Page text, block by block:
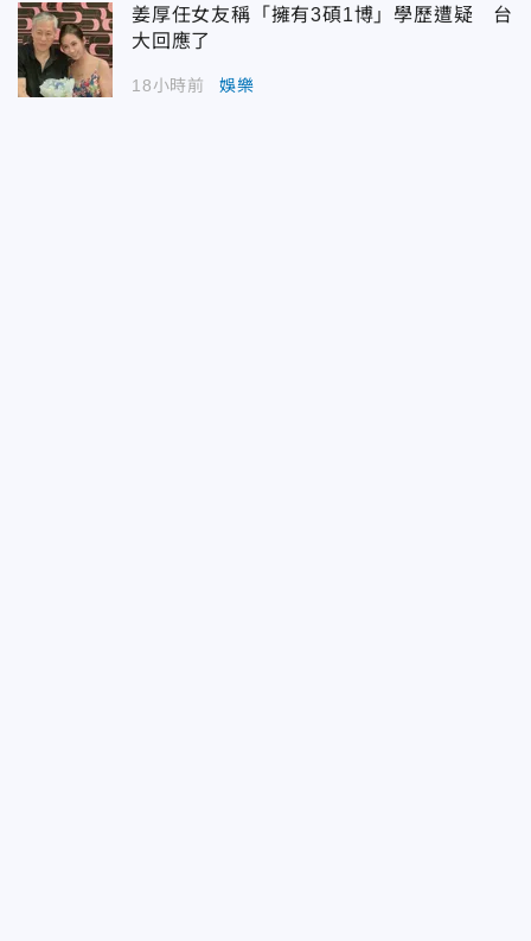
姜厚任女友稱「擁有3碩1博」學歷遭疑 台
大回應了
18小時前 娛樂